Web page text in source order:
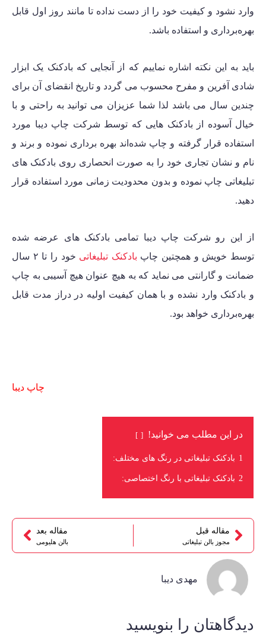
وارد نشود و کیفیت خود را از دست نداده تا مانند روز اول قابل
بهره‌برداری و استفاده باشد.
باید به این نکته اشاره نماییم که از آنجایی که بادکنک یک ابزار
شادی آفرین و مفرح محسوب می گردد و تاریخ انقضای آن برای
چندین سال می باشد لذا شما عزیزان می توانید به راحتی و با
خیال آسوده از بادکنک هایی که توسط شرکت چاپ دیبا مورد
استفاده قرار گرفته و چاپ شده‌اند بهره برداری نموده و برند و
نام و نشان تجاری خود را به صورت انحصاری روی بادکنک های
تبلیغاتی چاپ نموده و بدون محدودیت زمانی مورد استفاده قرار
دهید.
از این رو شرکت چاپ دیبا تمامی بادکنک های عرضه شده
توسط خویش و همچتین چاپ بادکنک تبلیغاتی خود را
تا ۲ سال
ضمانت و گارانتی می نماید که به هیچ عنوان هیچ آسیبی به چاپ
و بادکنک وارد نشده و با همان کیفیت اولیه در دراز مدت قابل
بهره‌برداری خواهد بود.
چاپ دیبا
در این مطلب می خوانید!
1 بادکنک تبلیغاتی در رنگ های مختلف:
2 بادکنک تبلیغاتی با رنگ اختصاصی:
مقاله قبل
مجوز بالن تبلیغاتی
مقاله بعد
بالن هلیومی
مهدی دیبا
دیدگاهتان را بنویسید